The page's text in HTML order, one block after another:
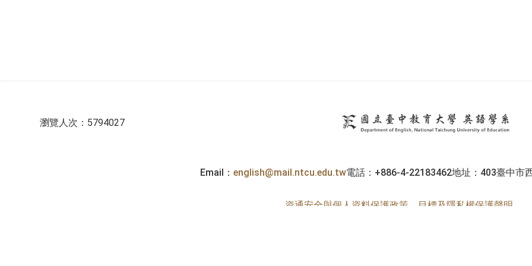
瀏覽人次：5794027
Email： english@mail.ntcu.edu.tw電話：+886-4-22183462地址：403臺中市
資通安全與個人資料保護政策、目標及隱私權保護聲明